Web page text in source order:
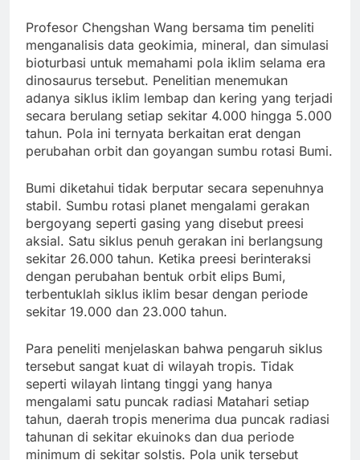
Profesor Chengshan Wang bersama tim peneliti
menganalisis data geokimia, mineral, dan simulasi
bioturbasi untuk memahami pola iklim selama era
dinosaurus tersebut. Penelitian menemukan
adanya siklus iklim lembap dan kering yang terjadi
secara berulang setiap sekitar 4.000 hingga 5.000
tahun. Pola ini ternyata berkaitan erat dengan
perubahan orbit dan goyangan sumbu rotasi Bumi.
Bumi diketahui tidak berputar secara sepenuhnya
stabil. Sumbu rotasi planet mengalami gerakan
bergoyang seperti gasing yang disebut preesi
aksial. Satu siklus penuh gerakan ini berlangsung
sekitar 26.000 tahun. Ketika preesi berinteraksi
dengan perubahan bentuk orbit elips Bumi,
terbentuklah siklus iklim besar dengan periode
sekitar 19.000 dan 23.000 tahun.
Para peneliti menjelaskan bahwa pengaruh siklus
tersebut sangat kuat di wilayah tropis. Tidak
seperti wilayah lintang tinggi yang hanya
mengalami satu puncak radiasi Matahari setiap
tahun, daerah tropis menerima dua puncak radiasi
tahunan di sekitar ekuinoks dan dua periode
minimum di sekitar solstis. Pola unik tersebut